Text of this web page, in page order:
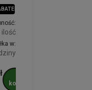
ilość
w:
koszyka